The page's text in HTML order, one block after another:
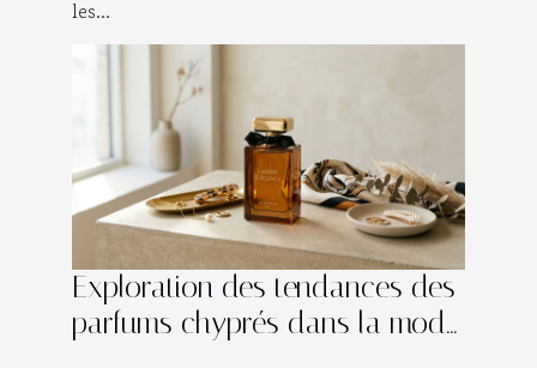
les...
Exploration des tendances des
parfums chyprés dans la mode